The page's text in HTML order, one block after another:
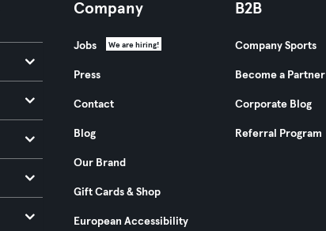
Company
Jobs We are hiring!
Press
Contact
Blog
Our Brand
Gift Cards & Shop
European Accessibility
B2B
Company Sports
Become a Partner
Corporate Blog
Referral Program